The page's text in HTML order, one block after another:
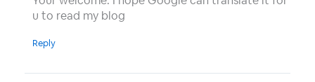
u to read my blog
Reply